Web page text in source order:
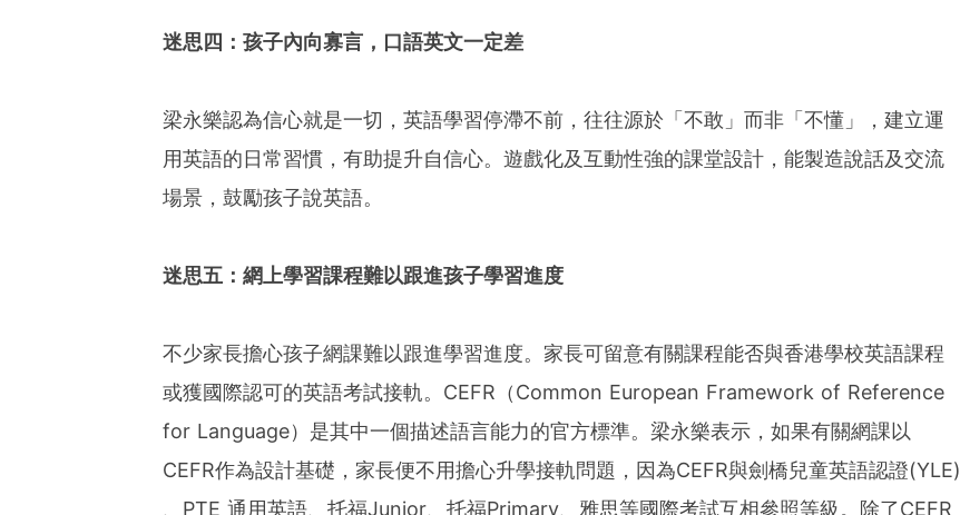
迷思四：孩子內向寡言，口語英文一定差
梁永樂認為信心就是一切，英語學習停滯不前，往往源於「不敢」而非「不懂」，建立運
用英語的日常習慣，有助提升自信心。遊戲化及互動性強的課堂設計，能製造說話及交流
場景，鼓勵孩子說英語。
迷思五：網上學習課程難以跟進孩子學習進度
不少家長擔心孩子網課難以跟進學習進度。家長可留意有關課程能否與香港學校英語課程
或獲國際認可的英語考試接軌。CEFR（Common European Framework of Reference
for Language）是其中一個描述語言能力的官方標準。梁永樂表示，如果有關網課以
CEFR作為設計基礎，家長便不用擔心升學接軌問題，因為CEFR與劍橋兒童英語認證(YLE)
、PTE 通用英語、托福Junior、托福Primary、雅思等國際考試互相參照等級。除了CEFR